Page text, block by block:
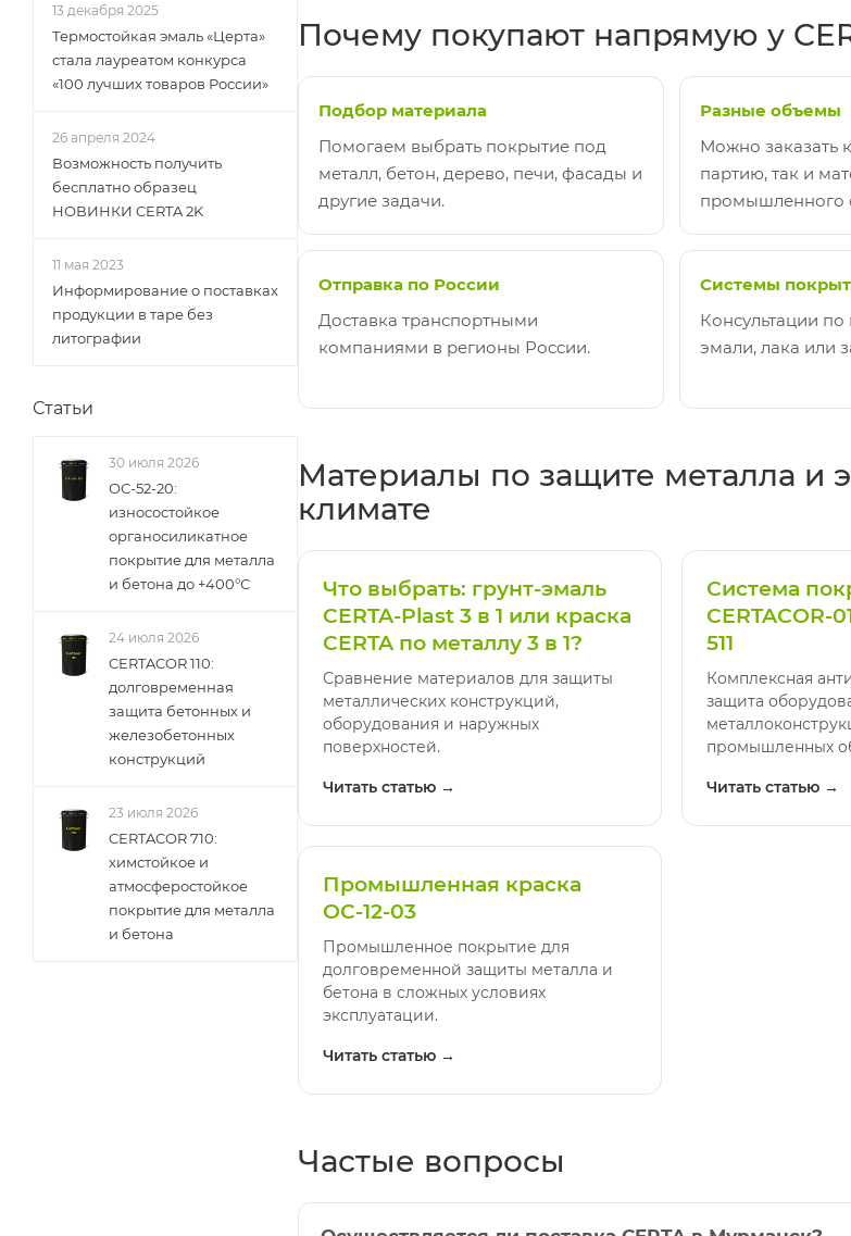
Почему покупают напрямую у
Подбор материала
Помогаем выбрать покрытие под
металл, бетон, дерево, печи, фасады и
другие задачи.
Разные объемы
Можно заказать
партию, так и
промышленного
Отправка по России
Доставка транспортными
компаниями в регионы России.
Системы
Консультации по
эмали, лака или
Материалы по защите металла и
климате
Что выбрать: грунт-эмаль
CERTA-Plast 3 в 1 или краска
CERTA по металлу 3 в 1?
Сравнение материалов для защиты
металлических конструкций,
оборудования и наружных
поверхностей.
Читать статью →
Система
CERTACOR-
511
Комплексная
защита
промышленных
Читать статью →
Промышленная краска
ОС-12-03
Промышленное покрытие для
долговременной защиты металла и
бетона в сложных условиях
эксплуатации.
Читать статью →
Частые вопросы
13 декабря 2025
Термостойкая эмаль «Церта»
стала лауреатом конкурса
«100 лучших товаров России»
26 апреля 2024
Возможность получить
бесплатно образец
НОВИНКИ CERTA 2K
11 мая 2023
Информирование о поставках
продукции в таре без
литографии
Статьи
30 июля 2026
ОС-52-20:
износостойкое
органосиликатное
покрытие для металла
и бетона до +400°С
24 июля 2026
CERTACOR 110:
долговременная
защита бетонных и
железобетонных
конструкций
23 июля 2026
CERTACOR 710:
химстойкое и
атмосферостойкое
покрытие для металла
и бетона